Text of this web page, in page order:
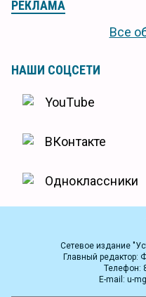
РЕКЛАМА
Все
НАШИ СОЦСЕТИ
YouTube
ВКонтакте
Одноклассники
Сетевое издание
Главный редактор:
Телефон:
E-mail: u-